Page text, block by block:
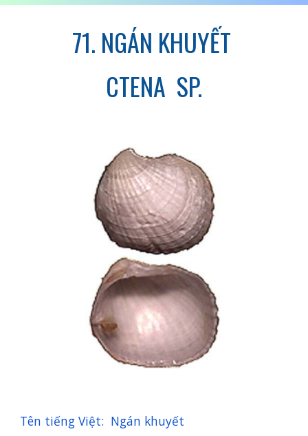
71. NGÁN KHUYẾT
CTENA SP.
Tên tiếng Việt: Ngán khuyết